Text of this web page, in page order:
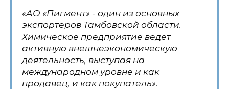
«АО «Пигмент» - один из основных
экспортеров Тамбовской области.
Химическое предприятие ведет
активную внешнеэкономическую
деятельность, выступая на
международном уровне и как
продавец, и как покупатель».